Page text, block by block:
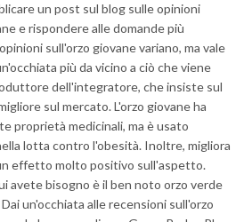
un post sul blog sulle opinioni
e rispondere alle domande più
sull'orzo giovane variano, ma vale
più da vicino a ciò che viene
dell'integratore, che insiste sul
sul mercato. L'orzo giovane ha
proprietà medicinali, ma è usato
lotta contro l'obesità. Inoltre, migliora
effetto molto positivo sull'aspetto.
avete bisogno è il ben noto orzo verde
un'occhiata alle recensioni sull'orzo